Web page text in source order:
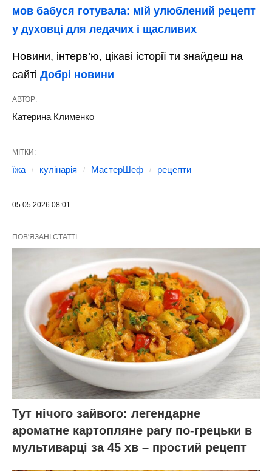
мов бабуся готувала: мій улюблений рецепт
у духовці для ледачих і щасливих
Новини, інтерв’ю, цікаві історії ти знайдеш на
сайті Добрі новини
АВТОР:
Катерина Клименко
МІТКИ:
їжа кулінарія МастерШеф рецепти
05.05.2026 08:01
ПОВ'ЯЗАНІ СТАТТІ
Тут нічого зайвого: легендарне
ароматне картопляне рагу по-грецьки в
мультиварці за 45 хв – простий рецепт